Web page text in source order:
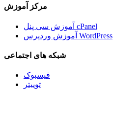
مرکز آموزش
آموزش سی پنل cPanel
آموزش وردپرس WordPress
شبکه های اجتماعی
فیسبوک
توییتر